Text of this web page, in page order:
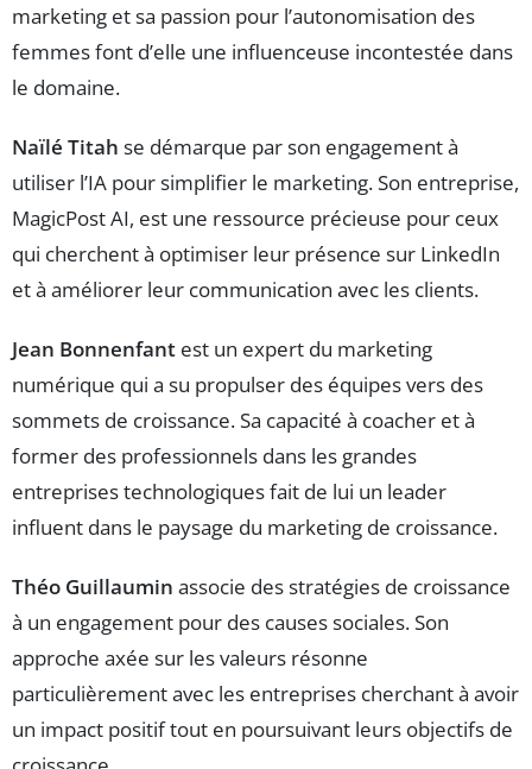
marketing et sa passion pour l’autonomisation des
femmes font d’elle une influenceuse incontestée dans
le domaine.
Naïlé Titah se démarque par son engagement à
utiliser l’IA pour simplifier le marketing. Son entreprise,
MagicPost AI, est une ressource précieuse pour ceux
qui cherchent à optimiser leur présence sur LinkedIn
et à améliorer leur communication avec les clients.
Jean Bonnenfant est un expert du marketing
numérique qui a su propulser des équipes vers des
sommets de croissance. Sa capacité à coacher et à
former des professionnels dans les grandes
entreprises technologiques fait de lui un leader
influent dans le paysage du marketing de croissance.
Théo Guillaumin associe des stratégies de croissance
à un engagement pour des causes sociales. Son
approche axée sur les valeurs résonne
particulièrement avec les entreprises cherchant à avoir
un impact positif tout en poursuivant leurs objectifs de